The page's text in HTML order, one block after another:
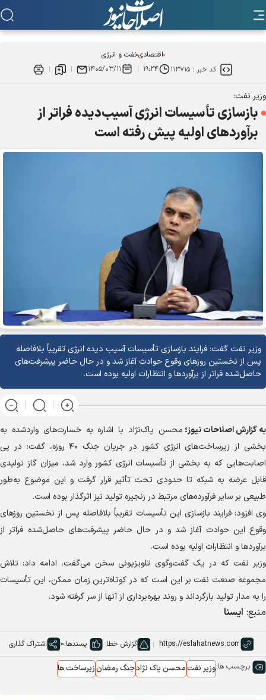
اقتصادینفت و انرژی
کد خبر :۱۱۳۷۱۵ ۱۹:۲۴ ۱۴۰۵/۰۳/۱۱
وزیر نفت:
بازسازی تأسیسات انرژی آسیب‌دیده فراتر از
برآورد‌های اولیه پیش رفته است
وزیر نفت گفت: فرایند بازسازی تأسیسات آسیب دیده انرژی تقریباً بلافاصله
پس از نخستین روز‌های وقوع حوادث آغاز شد و در حال حاضر پیشرفت‌های
حاصل‌شده فراتر از برآورد‌ها و انتظارات اولیه بوده است.
به گزارشاصلاحات نیوز؛ محسن پاک‌نژاد با اشاره به خسارت‌های واردشده به
بخشی از زیرساخت‌های انرژی کشور در جریان جنگ ۴۰ روزه، گفت: در پی
اصابت‌هایی که به بخشی از تأسیسات انرژی کشور وارد شد، میزان گاز تولیدی
قابل عرضه به شبکه تا حدودی تحت تأثیر قرار گرفت و این موضوع به‌طور
طبیعی بر سایر فرآورده‌های مرتبط در زنجیره تولید نیز اثرگذار بوده است.
وی افزود: فرایند بازسازی این تأسیسات تقریباً بلافاصله پس از نخستین روز‌های
وقوع این حوادث آغاز شد و در حال حاضر پیشرفت‌های حاصل‌شده فراتر از
برآورد‌ها و انتظارات اولیه بوده است.
وزیر نفت که در یک گفت‌وگوی تلویزیونی سخن می‌گفت، ادامه داد: تلاش
مجموعه صنعت نفت بر این است که در کوتاه‌ترین زمان ممکن، این تأسیسات
را به مدار تولید بازگرداند و روند بهره‌برداری از آنها از سر گرفته شود.
منبع: ایسنا
گزارش خطا پسندها:0 اشتراک گذاری
برچسب ها:وزیر نفتمحسن پاک نژادجنگ رمضانزیرساخت ها